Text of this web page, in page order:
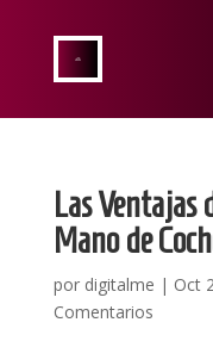
Las Ventajas
Mano de
por digitalme | Oct
Comentarios